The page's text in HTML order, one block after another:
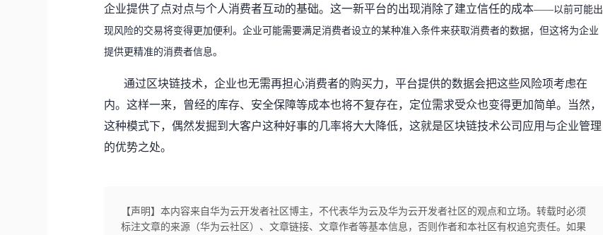
企业提供了点对点与个人消费者互动的基础。这一新平台的出现消除了建立信任的成本——以前可能出
现风险的交易将变得更加便利。企业可能需要满足消费者设立的某种准入条件来获取消费者的数据，但这将为企业
提供更精准的消费者信息。
通过区块链技术，企业也无需再担心消费者的购买力，平台提供的数据会把这些风险项考虑在
内。这样一来，曾经的库存、安全保障等成本也将不复存在，定位需求受众也变得更加简单。当然，
这种模式下，偶然发掘到大客户这种好事的几率将大大降低，这就是区块链技术公司应用与企业管理
的优势之处。
【声明】本内容来自华为云开发者社区博主，不代表华为云及华为云开发者社区的观点和立场。转载时必须
标注文章的来源（华为云社区）、文章链接、文章作者等基本信息，否则作者和本社区有权追究责任。如果